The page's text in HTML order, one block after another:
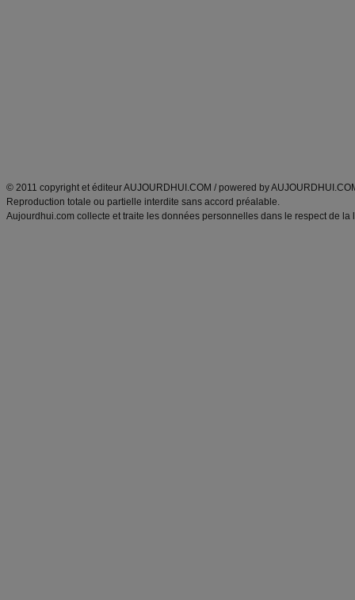
© 2011 copyright et éditeur AUJOURDHUI.COM / powered by
Reproduction totale ou partielle interdite sans accord préalable.
Aujourdhui.com collecte et traite les données personnelles dans le respect de